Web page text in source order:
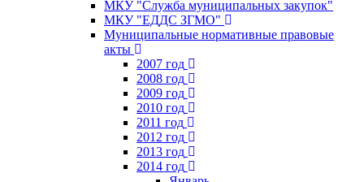
МКУ "Служба муниципальных закупок"
МКУ "ЕДДС ЗГМО"
Муниципальные нормативные правовые
акты
2007 год
2008 год
2009 год
2010 год
2011 год
2012 год
2013 год
2014 год